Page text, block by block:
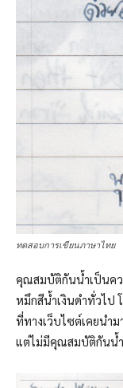
ทดสอบการเขียนภาษาไทย
คุณสมบัติกันนํ้าเป็นคว
หมึกสีนํ้าเงินดำทั่วไป
ที่ทางเว็บไซต์เคยนำ
แต่ไม่มีคุณสมบัติกันนํ้า